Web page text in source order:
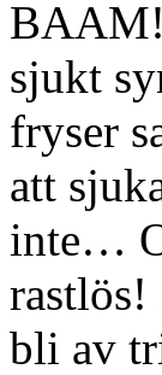
BAAM!
sjukt
fryser
att
inte…
rastlös!
bli av